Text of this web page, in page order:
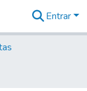
Entrar